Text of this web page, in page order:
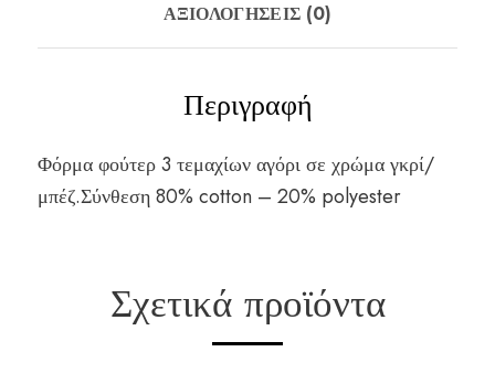
ΑΞΙΟΛΟΓΉΣΕΙΣ (0)
Περιγραφή
Φόρμα φούτερ 3 τεμαχίων αγόρι σε χρώμα γκρί/
μπέζ.Σύνθεση 80% cotton – 20% polyester
Σχετικά προϊόντα